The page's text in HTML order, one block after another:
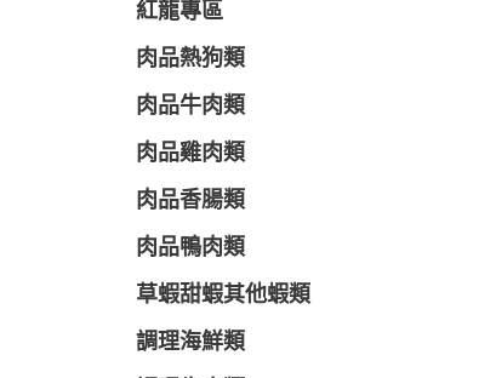
紅龍專區
肉品熱狗類
肉品牛肉類
肉品雞肉類
肉品香腸類
肉品鴨肉類
草蝦甜蝦其他蝦類
調理海鮮類